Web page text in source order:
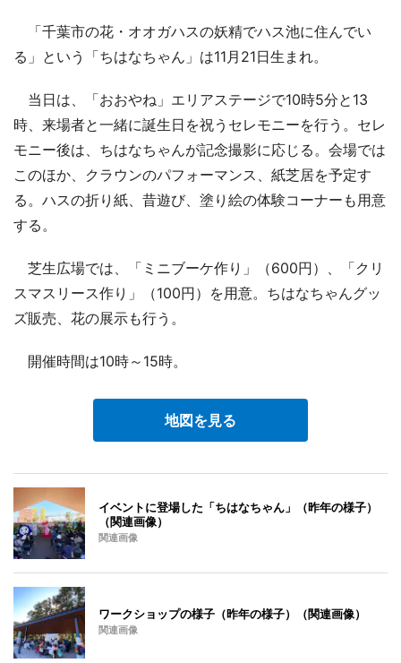
「千葉市の花・オオガハスの妖精でハス池に住んでい
る」という「ちはなちゃん」は11月21日生まれ。
当日は、「おおやね」エリアステージで10時5分と13
時、来場者と一緒に誕生日を祝うセレモニーを行う。セレ
モニー後は、ちはなちゃんが記念撮影に応じる。会場では
このほか、クラウンのパフォーマンス、紙芝居を予定す
る。ハスの折り紙、昔遊び、塗り絵の体験コーナーも用意
する。
芝生広場では、「ミニブーケ作り」（600円）、「クリ
スマスリース作り」（100円）を用意。ちはなちゃんグッ
ズ販売、花の展示も行う。
開催時間は10時～15時。
地図を見る
イベントに登場した「ちはなちゃん」（昨年の様子）
（関連画像）
関連画像
ワークショップの様子（昨年の様子）（関連画像）
関連画像